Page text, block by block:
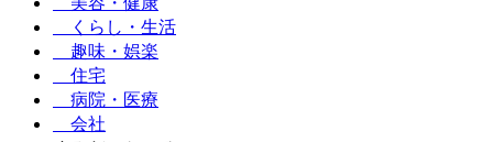
くらし・生活
趣味・娯楽
住宅
病院・医療
会社